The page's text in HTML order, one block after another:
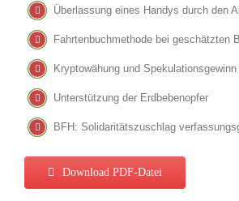
Überlassung eines Handys durch den
Fahrtenbuchmethode bei geschätzten
Kryptowähung und Spekulationsgewinn
Unterstützung der Erdbebenopfer
BFH: Solidaritätszuschlag
Download PDF-Datei